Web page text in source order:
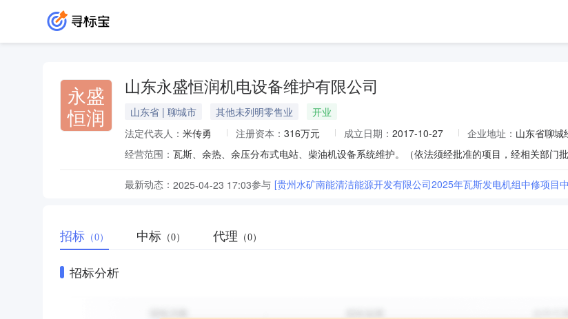
永盛
恒润
山东永盛恒润机电设备维护有限公司
山东省 | 聊城市 其他未列明零售业
开业
法定代表人： 米传勇 注册资本： 316万元 成立日期： 2017-10-27 企业地址： 山东省聊城
经营范围： 瓦斯、余热、余压分布式电站、柴油机设备系统维护。（依法须经批准的项目，经相关部门
最新动态： 2025-04-23 17:03参与 [贵州水矿南能清洁能源开发有限公司2025年瓦斯发电机组中修项目
招标 （0） 中标 （0） 代理 （0）
招标分析